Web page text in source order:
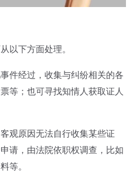
以下方面处理。
件经过，收集与纠纷相关的各
等；也可寻找知情人获取证人
观原因无法自行收集某些证
请，由法院依职权调查，比如
等。